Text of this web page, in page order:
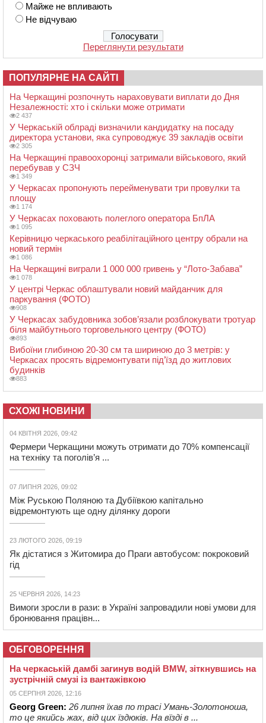
Майже не впливають
Не відчуваю
Переглянути результати
ПОПУЛЯРНЕ НА САЙТІ
На Черкащині розпочнуть нараховувати виплати до Дня
Незалежності: хто і скільки може отримати
2 437
У Черкаській облраді визначили кандидатку на посаду
директора установи, яка супроводжує 39 закладів освіти
2 305
На Черкащині правоохоронці затримали військового, який
перебував у СЗЧ
1 349
У Черкасах пропонують перейменувати три провулки та
площу
1 174
У Черкасах поховають полеглого оператора БпЛА
1 095
Керівницю черкаського реабілітаційного центру обрали на
новий термін
1 086
На Черкащині виграли 1 000 000 гривень у “Лото-Забава”
1 078
У центрі Черкас облаштували новий майданчик для
паркування (ФОТО)
908
У Черкасах забудовника зобов’язали розблокувати тротуар
біля майбутнього торговельного центру (ФОТО)
893
Вибоїни глибиною 20-30 см та шириною до 3 метрів: у
Черкасах просять відремонтувати під’їзд до житлових
будинків
883
СХОЖІ НОВИНИ
04 КВІТНЯ 2026, 09:42
Фермери Черкащини можуть отримати до 70% компенсації
на техніку та поголів’я ...
07 ЛИПНЯ 2026, 09:02
Між Руською Поляною та Дубіївкою капітально
відремонтують ще одну ділянку дороги
23 ЛЮТОГО 2026, 09:19
Як дістатися з Житомира до Праги автобусом: покроковий
гід
25 ЧЕРВНЯ 2026, 14:23
Вимоги зросли в рази: в Україні запровадили нові умови для
бронювання працівн...
ОБГОВОРЕННЯ
На черкаській дамбі загинув водій BMW, зіткнувшись на
зустрічній смузі із вантажівкою
05 СЕРПНЯ 2026, 12:16
Georg Green: 26 липня їхав по трасі Умань-Золотоноша,
то це якийсь жах, від цих їздюків. На вїзді в ...